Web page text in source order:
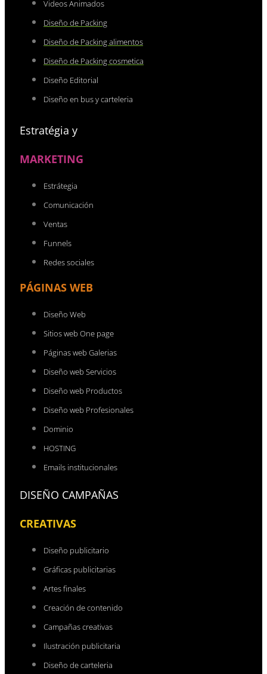
Videos Animados
Diseño de Packing
Diseño de Packing alimentos
Diseño de Packing cosmetica
Diseño Editorial
Diseño en bus y carteleria
Estratégia y
MARKETING
Estrátegia
Comunicación
Ventas
Funnels
Redes sociales
PÁGINAS WEB
Diseño Web
Sitios web One page
Páginas web Galerias
Diseño web Servicios
Diseño web Productos
Diseño web Profesionales
Dominio
HOSTING
Emails institucionales
DISEÑO CAMPAÑAS
CREATIVAS
Diseño publicitario
Gráficas publicitarias
Artes finales
Creación de contenido
Campañas creativas
Ilustración publicitaria
Diseño de carteleria